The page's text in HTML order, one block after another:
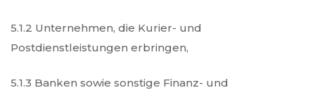
5.1.2 Unternehmen, die Kurier- und
Postdienstleistungen erbringen,
5.1.3 Banken sowie sonstige Finanz- und